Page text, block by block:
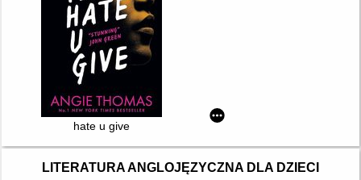
hate u give
LITERATURA ANGLOJĘZYCZNA DLA DZIECI